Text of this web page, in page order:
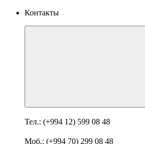
Контакты
Тел.: (+994 12) 599 08 48
Моб.: (+994 70) 299 08 48